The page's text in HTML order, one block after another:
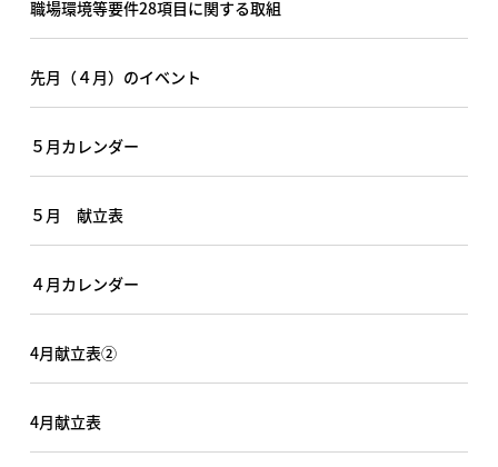
職場環境等要件28項目に関する取組
先月（４月）のイベント
５月カレンダー
５月 献立表
４月カレンダー
4月献立表②
4月献立表